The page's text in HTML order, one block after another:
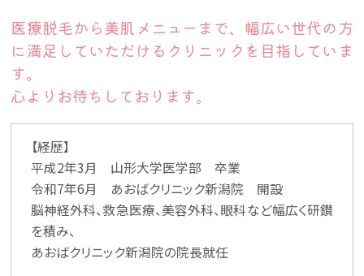
医療脱毛から美肌メニューまで、幅広い世代の方
に満足していただけるクリニックを目指していま
す。
心よりお待ちしております。
【経歴】
平成2年3月 山形大学医学部 卒業
令和7年6月 あおばクリニック新潟院 開設
脳神経外科、救急医療、美容外科、眼科など幅広く研鑚
を積み、
あおばクリニック新潟院の院長就任